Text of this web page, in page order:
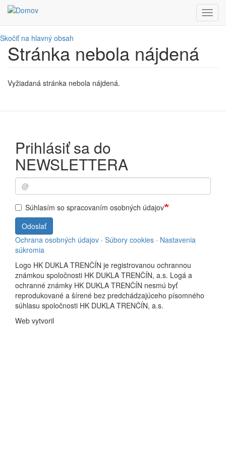
Skočiť na hlavný obsah
Stránka nebola nájdená
Vyžiadaná stránka nebola nájdená.
Prihlásiť sa do
NEWSLETTERA
Súhlasím so spracovaním osobných údajov
Odoslať
Ochrana osobných údajov · Súbory cookies · Nastavenia
súkromia
Logo HK DUKLA TRENČÍN je registrovanou ochrannou
známkou spoločnosti HK DUKLA TRENČÍN, a.s. Logá a
ochranné známky HK DUKLA TRENČÍN nesmú byť
reprodukované a šírené bez predchádzajúceho písomného
súhlasu spoločnosti HK DUKLA TRENČÍN, a.s.
Web vytvoril